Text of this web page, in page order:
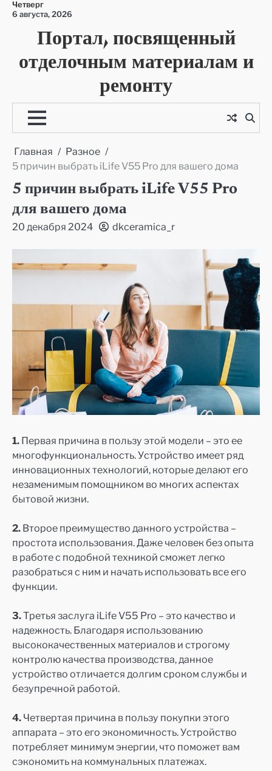
Перейти
содержимому
Четверг
6 августа, 2026
Портал, посвященный
отделочным материалам и
ремонту
Главная
Разное
5 причин выбрать iLife V55 Pro для вашего дома
5 причин выбрать iLife V55 Pro
для вашего дома
20 декабря 2024 dkceramica_r
1. Первая причина в пользу этой модели – это ее
многофункциональность. Устройство имеет ряд
инновационных технологий, которые делают его
незаменимым помощником во многих аспектах
бытовой жизни.
2. Второе преимущество данного устройства –
простота использования. Даже человек без опыта
в работе с подобной техникой сможет легко
разобраться с ним и начать использовать все его
функции.
3.Третья заслуга iLife V55 Pro – это качество и
надежность. Благодаря использованию
высококачественных материалов и строгому
контролю качества производства, данное
устройство отличается долгим сроком службы и
безупречной работой.
4. Четвертая причина в пользу покупки этого
аппарата – это его экономичность. Устройство
потребляет минимум энергии, что поможет вам
сэкономить на коммунальных платежах.